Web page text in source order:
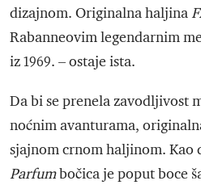
dizajnom. Originalna haljina
Rabanneovim legendarnim
iz 1969. – ostaje ista.
Da bi se prenela zavodljivost
noćnim avanturama,
sjajnom crnom haljinom. Kao
Parfumbočica je poput boce